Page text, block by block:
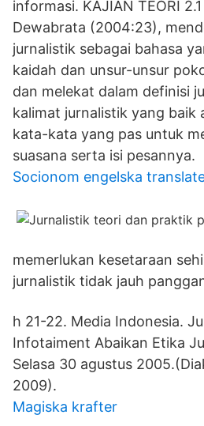
informasi. KAJIAN TEORI
Dewabrata (2004:23),
jurnalistik sebagai bahasa
kaidah dan unsur-unsur
dan melekat dalam definisi
kalimat jurnalistik yang baik
kata-kata yang pas untuk
suasana serta isi pesannya.
Socionom engelska
memerlukan kesetaraan
jurnalistik tidak jauh
h 21-22. Media Indonesia.
Infotaiment Abaikan Etika
Selasa 30 agustus
2009).
Magiska krafter